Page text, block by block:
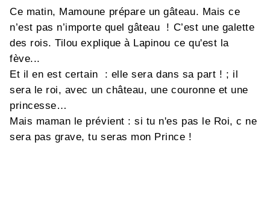
Ce matin, Mamoune prépare un gâteau. Mais ce
n’est pas n’importe quel gâteau ! C’est une galette
des rois. Tilou explique à Lapinou ce qu'est la
fève...
Et il en est certain : elle sera dans sa part ! ; il
sera le roi, avec un château, une couronne et une
princesse…
Mais maman le prévient : si tu n'es pas le Roi, c ne
sera pas grave, tu seras mon Prince !